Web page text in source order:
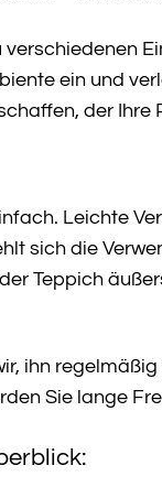
ein und
der Ihre
Leichte
sich die
Teppich
ihn
Sie lange